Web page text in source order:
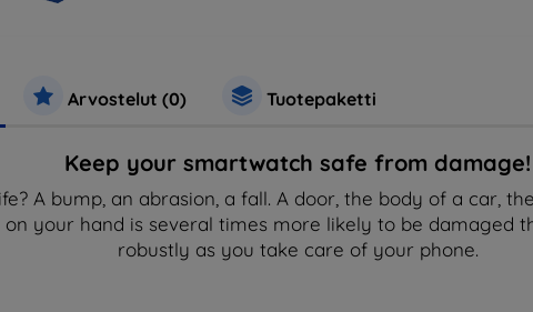
Arvostelut (0) Tuotepaketti
Keep your smartwatch safe from damage!
A bump, an abrasion, a fall. A door, the body of a car,
your hand is several times more likely to be damaged
robustly as you take care of your phone.